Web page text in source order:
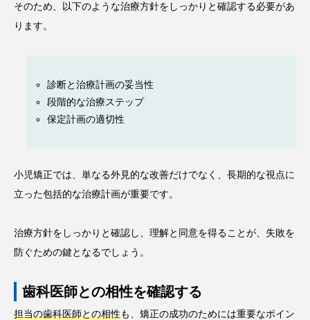
そのため、以下のような治療方針をしっかりと確認する必要があ
ります。
診断と治療計画の妥当性
段階的な治療ステップ
保定計画の適切性
小児矯正では、単なる外見的な改善だけでなく、長期的な視点に
立った包括的な治療計画が重要です。
治療方針をしっかりと確認し、理解と同意を得ることが、失敗を
防ぐための鍵となるでしょう。
歯科医師との相性を確認する
担当の歯科医師との相性 も、矯正の成功のためには重要なポイン